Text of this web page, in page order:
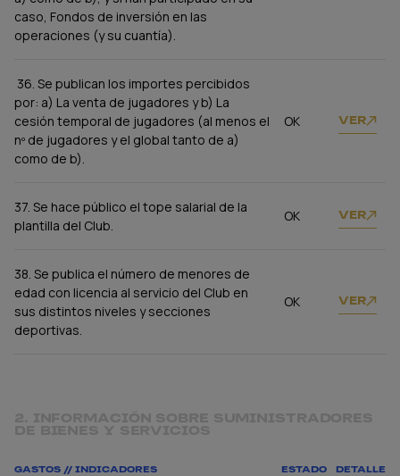
caso, Fondos de inversión en las
operaciones (y su cuantía).
36. Se publican los importes percibidos
por: a) La venta de jugadores y b) La
cesión temporal de jugadores (al menos el
nº de jugadores y el global tanto de a)
como de b).
OK VER
37. Se hace público el tope salarial de la
plantilla del Club.
OK VER
38. Se publica el número de menores de
edad con licencia al servicio del Club en
sus distintos niveles y secciones
deportivas.
OK VER
GASTOS // INDICADORES ESTADO DETALLE